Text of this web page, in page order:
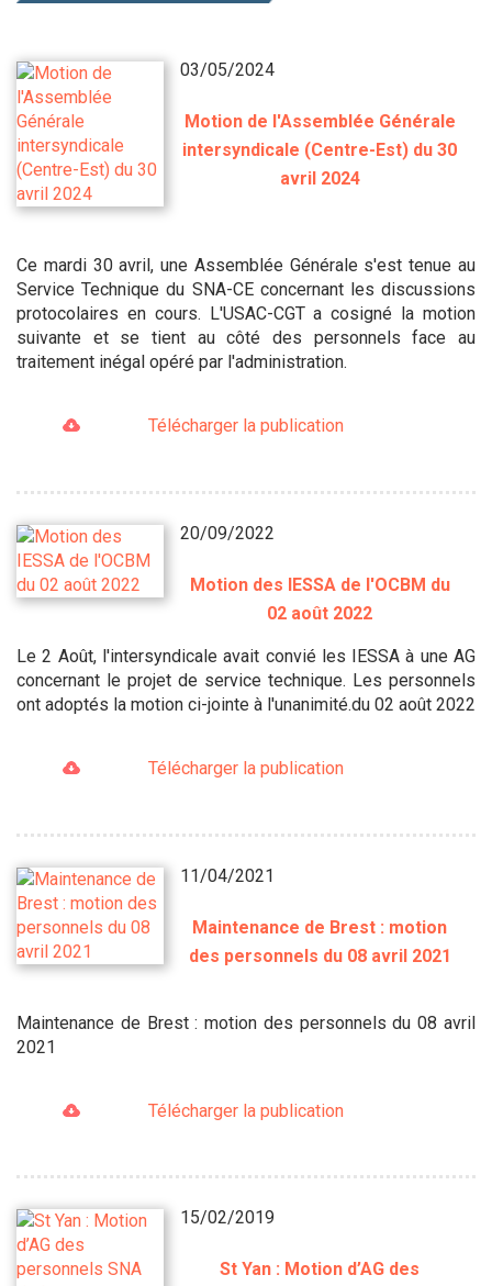
03/05/2024
Motion de l'Assemblée Générale
intersyndicale (Centre-Est) du 30
avril 2024
Ce mardi 30 avril, une Assemblée Générale s'est tenue au
Service Technique du SNA-CE concernant les discussions
protocolaires en cours. L'USAC-CGT a cosigné la motion
suivante et se tient au côté des personnels face au
traitement inégal opéré par l'administration.
Télécharger la publication
20/09/2022
Motion des IESSA de l'OCBM du
02 août 2022
Le 2 Août, l'intersyndicale avait convié les IESSA à une AG
concernant le projet de service technique. Les personnels
ont adoptés la motion ci-jointe à l'unanimité.du 02 août 2022
Télécharger la publication
11/04/2021
Maintenance de Brest : motion
des personnels du 08 avril 2021
Maintenance de Brest : motion des personnels du 08 avril
2021
Télécharger la publication
15/02/2019
St Yan : Motion d’AG des